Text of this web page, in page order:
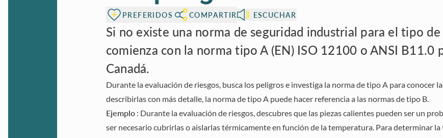
PREFERIDOS COMPARTIR ESCUCHAR
Si no existe una norma de seguridad industrial para el tipo
comienza con la norma tipo A (EN) ISO 12100 o ANSI B11.0
Canadá.
Durante la evaluación de riesgos, busca los peligros e investiga la norma de tipo A para conocer
describirlas con más detalle, la norma de tipo A puede hacer referencia a las normas de tipo B.
Ejemplo : Durante la evaluación de riesgos, descubres que las piezas calientes pueden ser un
ser necesario cubrirlas o aislarlas térmicamente en función de la temperatura. Para determinar